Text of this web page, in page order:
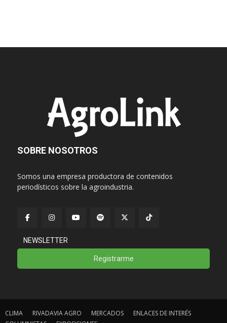
SOBRE NOSOTROS
Somos una empresa productora de contenidos
periodísticos sobre la agroindustria.
NEWSLETTER
Registrarme
CLIMA RIVADAVIA AGRO MERCADOS
ENLACES DE INTERÉS